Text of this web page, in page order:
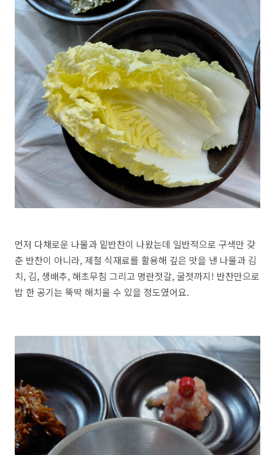
먼저 다채로운 나물과 밑반찬이 나왔는데 일반적으로 구색만 갖
춘 반찬이 아니라, 제철 식재료를 활용해 깊은 맛을 낸 나물과 김
치, 김, 생배추, 해초무침 그리고 명란젓갈, 굴젓까지! 반찬만으로
밥 한 공기는 뚝딱 해치울 수 있을 정도였어요.